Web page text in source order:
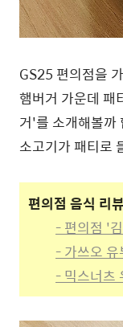
GS25 편의점을
햄버거 가운데 패
거'를 소개해볼까
소고기가 패티로
편의점 음식 리뷰
- 편의점 '
- 가쓰오
- 믹스너츠